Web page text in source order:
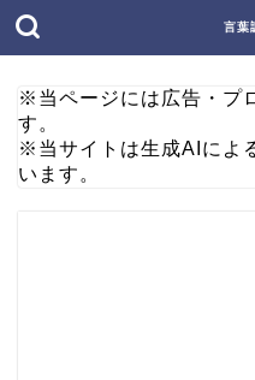
言葉
※当ページには広告・プ
す。
※当サイトは生成AIによ
います。